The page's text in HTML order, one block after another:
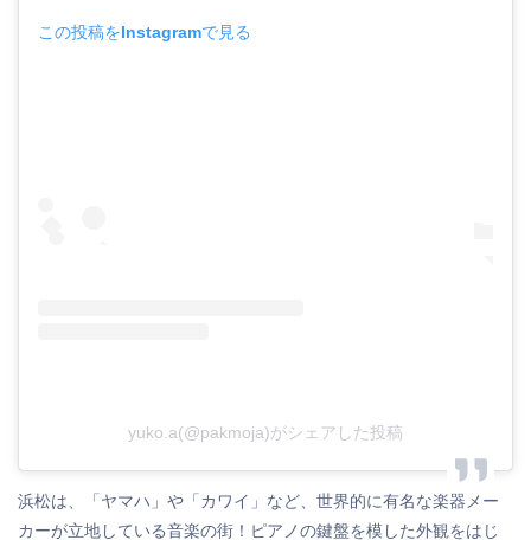
この投稿をInstagramで見る
yuko.a(@pakmoja)がシェアした投稿
浜松は、「ヤマハ」や「カワイ」など、世界的に有名な楽器メー
カーが立地している音楽の街！ピアノの鍵盤を模した外観をはじ